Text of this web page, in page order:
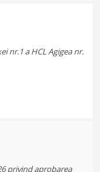
nr.1 a HCL Agigea nr.
privind aprobarea